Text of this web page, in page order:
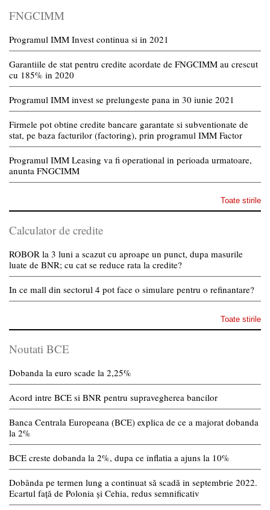
FNGCIMM
Programul IMM Invest continua si in 2021
Garantiile de stat pentru credite acordate de FNGCIMM au crescut
cu 185% in 2020
Programul IMM invest se prelungeste pana in 30 iunie 2021
Firmele pot obtine credite bancare garantate si subventionate de
stat, pe baza facturilor (factoring), prin programul IMM Factor
Programul IMM Leasing va fi operational in perioada urmatoare,
anunta FNGCIMM
Toate stirile
Calculator de credite
ROBOR la 3 luni a scazut cu aproape un punct, dupa masurile
luate de BNR; cu cat se reduce rata la credite?
In ce mall din sectorul 4 pot face o simulare pentru o refinantare?
Toate stirile
Noutati BCE
Dobanda la euro scade la 2,25%
Acord intre BCE si BNR pentru supravegherea bancilor
Banca Centrala Europeana (BCE) explica de ce a majorat dobanda
la 2%
BCE creste dobanda la 2%, dupa ce inflatia a ajuns la 10%
Dobânda pe termen lung a continuat să scadă in septembrie 2022.
Ecartul față de Polonia și Cehia, redus semnificativ